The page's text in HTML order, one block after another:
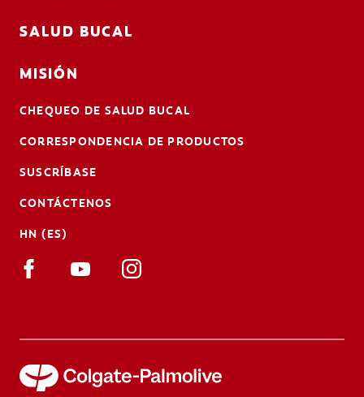
SALUD BUCAL
MISIÓN
CHEQUEO DE SALUD BUCAL
CORRESPONDENCIA DE PRODUCTOS
SUSCRÍBASE
CONTÁCTENOS
HN (ES)